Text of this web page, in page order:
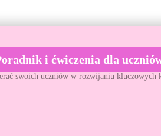
i ćwiczenia dla
swoich uczniów w rozwijaniu kluczowych